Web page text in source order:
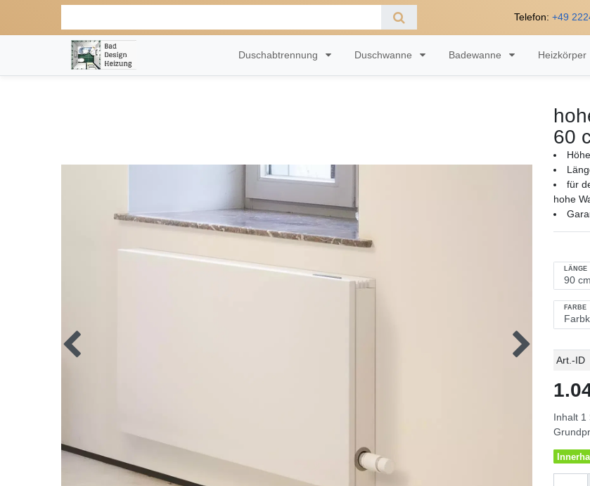
Telefon: +49
Duschabtrennung Duschwanne Badewanne Heizkörper
60
für
hohe
LÄNGE
FARBE
Wert
Art.-ID
Inhalt 1